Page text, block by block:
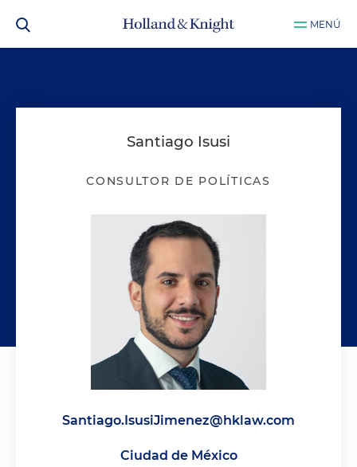
MENÚ
Santiago Isusi
CONSULTOR DE POLÍTICAS
Santiago.IsusiJimenez@hklaw.com
Ciudad de México